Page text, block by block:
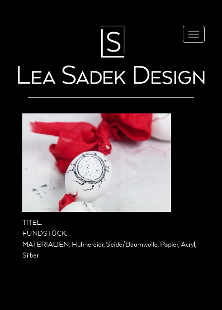
TITEL:
FUNDSTÜCK:
MATERIALIEN: Hühnereier, Seide/Baumwolle, Papier, Acryl,
Silber